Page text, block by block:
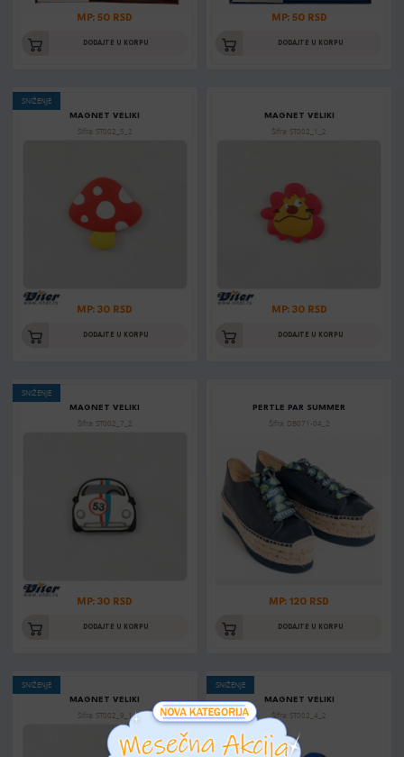
MP: 50 RSD
DODAJTE U KORPU
MP: 50 RSD
DODAJTE U KORPU
SNIŽENJE
MAGNET VELIKI
Šifra: ST002_5_2
MP: 30 RSD
DODAJTE U KORPU
MAGNET VELIKI
Šifra: ST002_1_2
MP: 30 RSD
DODAJTE U KORPU
SNIŽENJE
MAGNET VELIKI
Šifra: ST002_7_2
MP: 30 RSD
DODAJTE U KORPU
PERTLE PAR SUMMER
Šifra: DB071-04_2
MP: 120 RSD
DODAJTE U KORPU
SNIŽENJE
MAGNET VELIKI
Šifra: ST002_9_1
SNIŽENJE
MAGNET VELIKI
Šifra: ST002_4_2